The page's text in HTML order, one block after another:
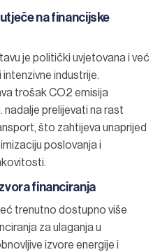
na financijske
je politički uvjetovana i već
industrije.
trošak CO2 emisija
prelijevati na rast
što zahtijeva unaprijed
poslovanja i
financiranja
trenutno dostupno više
za ulaganja u
izvore energije i